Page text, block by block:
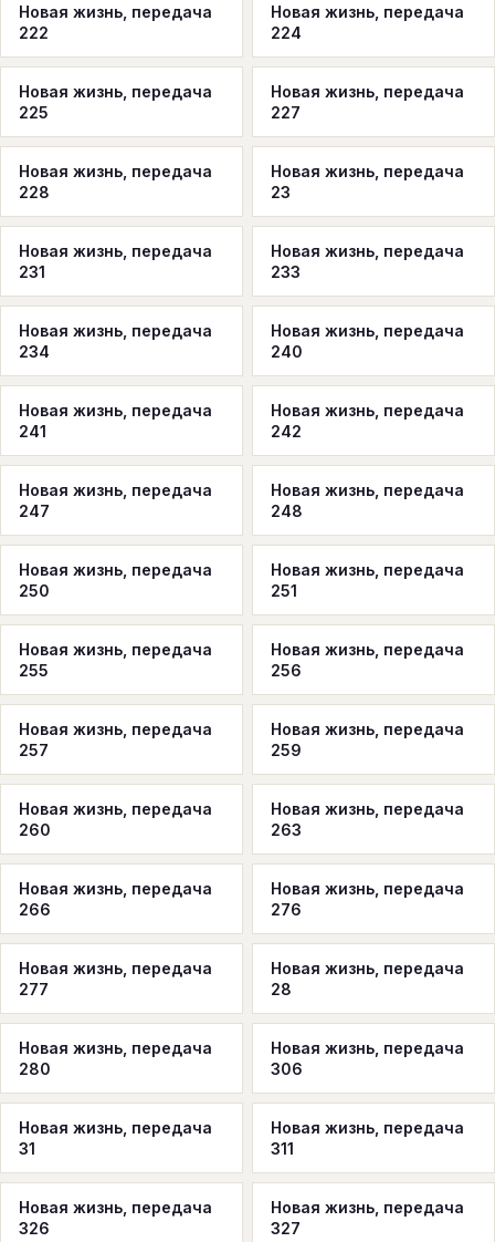
Новая жизнь, передача
222
Новая жизнь, передача
224
Новая жизнь, передача
225
Новая жизнь, передача
227
Новая жизнь, передача
228
Новая жизнь, передача
23
Новая жизнь, передача
231
Новая жизнь, передача
233
Новая жизнь, передача
234
Новая жизнь, передача
240
Новая жизнь, передача
241
Новая жизнь, передача
242
Новая жизнь, передача
247
Новая жизнь, передача
248
Новая жизнь, передача
250
Новая жизнь, передача
251
Новая жизнь, передача
255
Новая жизнь, передача
256
Новая жизнь, передача
257
Новая жизнь, передача
259
Новая жизнь, передача
260
Новая жизнь, передача
263
Новая жизнь, передача
266
Новая жизнь, передача
276
Новая жизнь, передача
277
Новая жизнь, передача
28
Новая жизнь, передача
280
Новая жизнь, передача
306
Новая жизнь, передача
31
Новая жизнь, передача
311
Новая жизнь, передача
326
Новая жизнь, передача
327